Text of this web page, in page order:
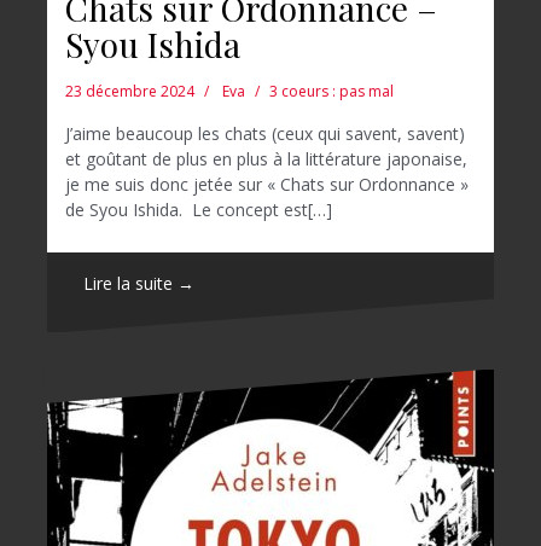
Syou Ishida
23 décembre 2024 Eva 3 coeurs : pas mal
J’aime beaucoup les chats (ceux qui savent, savent)
et goûtant de plus en plus à la littérature japonaise,
je me suis donc jetée sur « Chats sur Ordonnance »
de Syou Ishida. Le concept est[…]
Lire la suite →